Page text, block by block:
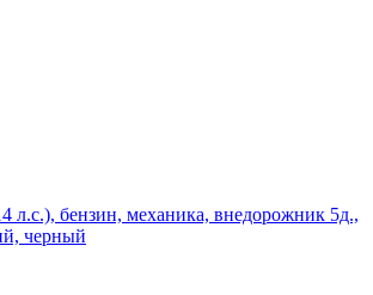
л.с.), бензин, механика, внедорожник 5д.,
черный